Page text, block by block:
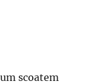
scoatem